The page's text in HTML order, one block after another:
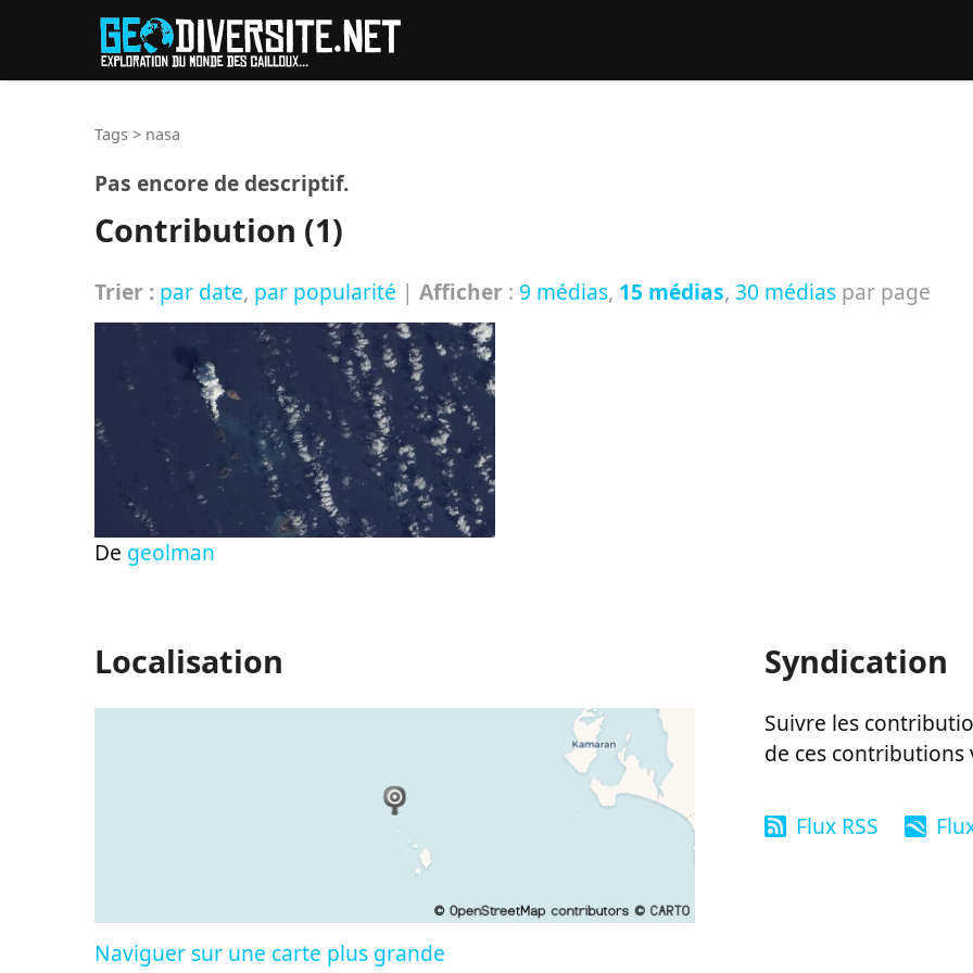
Tags > nasa
Pas encore de descriptif.
Contribution (1)
Trier : par date, par popularité | Afficher : 9 médias, 15 médias, 30 médias par page
De geolman
Localisation
Naviguer sur une carte plus grande
Syndication
Suivre les
de ces
Flux RSS